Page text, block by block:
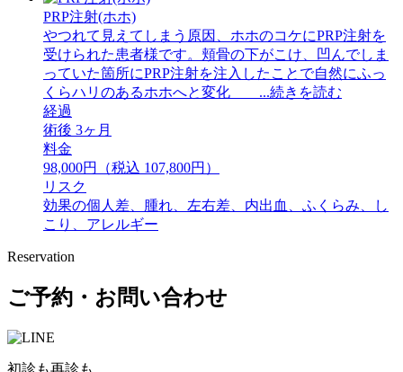
PRP注射(ホホ)
やつれて見えてしまう原因、ホホのコケにPRP注射を
受けられた患者様です。頬骨の下がこけ、凹んでしま
っていた箇所にPRP注射を注入したことで自然にふっ
くらハリのあるホホへと変化 ...続きを読む
経過
術後 3ヶ月
料金
98,000円（税込 107,800円）
リスク
効果の個人差、腫れ、左右差、内出血、ふくらみ、し
こり、アレルギー
Reservation
ご予約・お問い合わせ
初診も再診も